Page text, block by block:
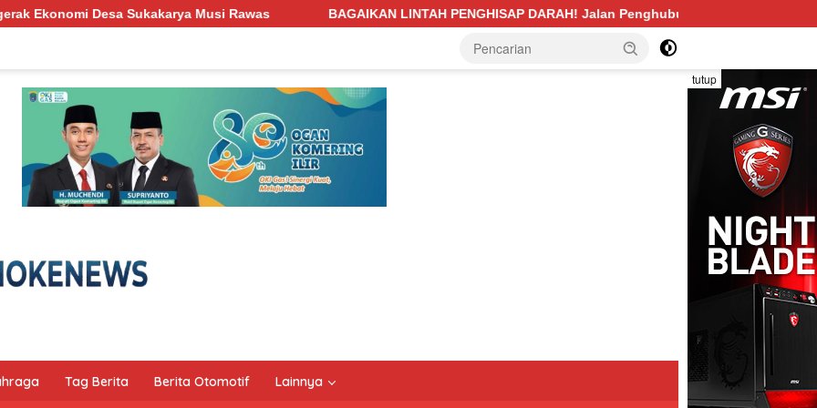
Musi Rawas BAGAIKAN LINTAH PENGHISAP DARAH! Jalan Penghubung Desa Pengabuan–Betung PALI Hancur, Truk
tutup
Tag Berita Berita Otomotif Lainnya